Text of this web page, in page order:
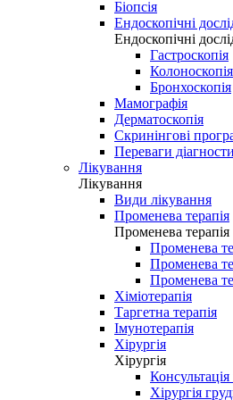
Біопсія
Ендоскопічні
Ендоскопічні
Гастроскопія
Колоноскопія
Бронхоскопія
Мамографія
Дерматоскопія
Скринінгові
Переваги
Лікування
Лікування
Види лікування
Променева терапія
Променева терапія
Променева
Променева
Променева
Хіміотерапія
Таргетна терапія
Імунотерапія
Хірургія
Хірургія
Хірургія